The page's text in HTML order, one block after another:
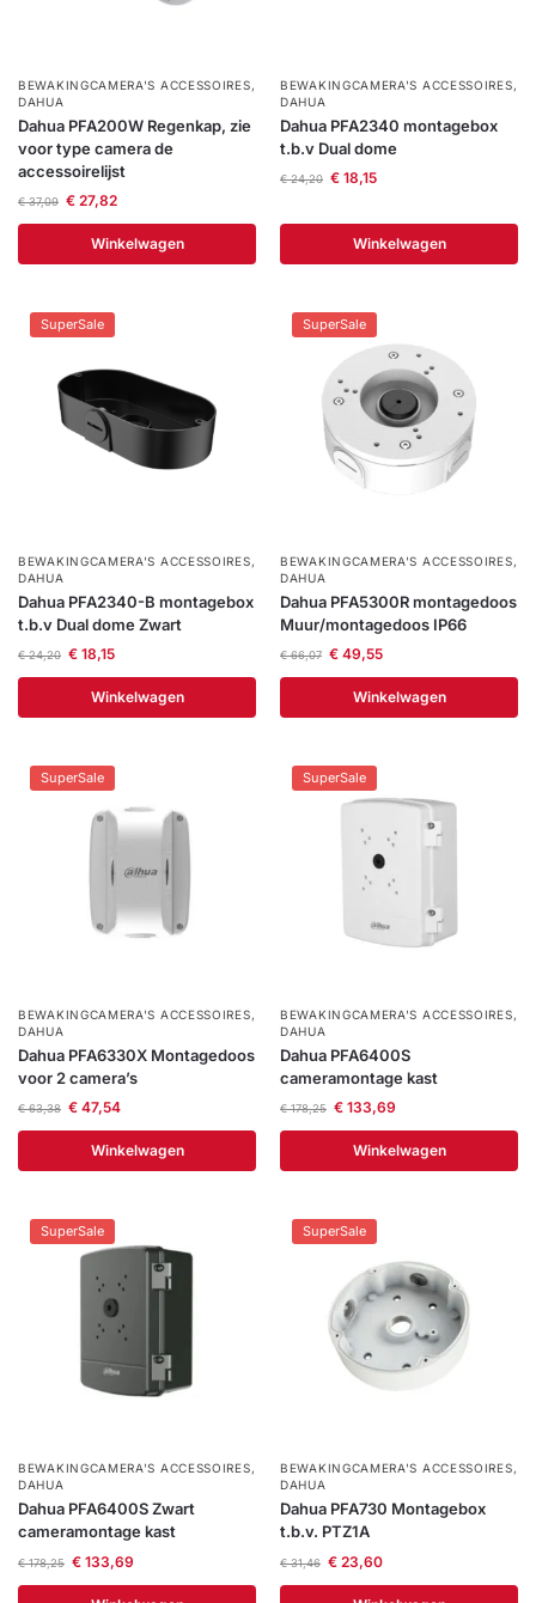
BEWAKINGCAMERA'S ACCESSOIRES,
DAHUA
Dahua PFA200W Regenkap, zie
voor type camera de
accessoirelijst
€37,09 €27,82
Winkelwagen
BEWAKINGCAMERA'S ACCESSOIRES,
DAHUA
Dahua PFA2340 montagebox
t.b.v Dual dome
€24,20 €18,15
Winkelwagen
SuperSale
BEWAKINGCAMERA'S ACCESSOIRES,
DAHUA
Dahua PFA2340-B montagebox
t.b.v Dual dome Zwart
€24,20 €18,15
Winkelwagen
SuperSale
BEWAKINGCAMERA'S ACCESSOIRES,
DAHUA
Dahua PFA5300R montagedoos
Muur/montagedoos IP66
€66,07 €49,55
Winkelwagen
SuperSale
BEWAKINGCAMERA'S ACCESSOIRES,
DAHUA
Dahua PFA6330X Montagedoos
voor 2 camera’s
€63,38 €47,54
Winkelwagen
SuperSale
BEWAKINGCAMERA'S ACCESSOIRES,
DAHUA
Dahua PFA6400S
cameramontage kast
€178,25 €133,69
Winkelwagen
SuperSale
BEWAKINGCAMERA'S ACCESSOIRES,
DAHUA
Dahua PFA6400S Zwart
cameramontage kast
€178,25 €133,69
SuperSale
BEWAKINGCAMERA'S ACCESSOIRES,
DAHUA
Dahua PFA730 Montagebox
t.b.v. PTZ1A
€31,46 €23,60